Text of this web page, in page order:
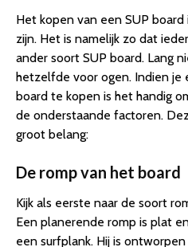
Het kopen van een SUP
zijn. Het is namelijk zo dat
ander soort SUP board. Lang
hetzelfde voor ogen. Indien je
board te kopen is het handig
de onderstaande factoren.
groot belang:
De romp van het board
Kijk als eerste naar de soort
Een planerende romp is plat
een surfplank. Hij is